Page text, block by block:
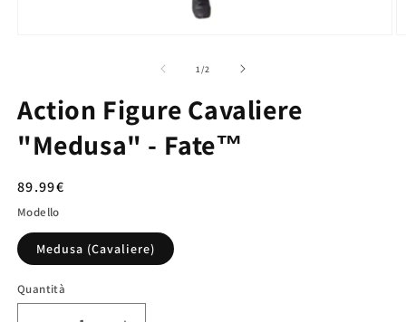
1 /su
2
Action Figure Cavaliere
"Medusa" - Fate™
Prezzo
di
listino
89.99€
Modello
Medusa (Cavaliere)
Quantità